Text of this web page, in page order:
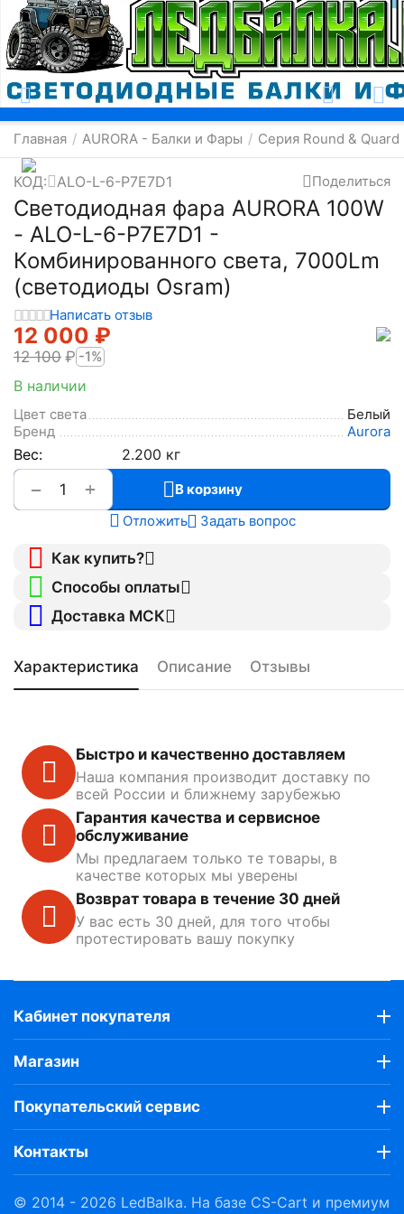
Москва
Главная / AURORA - Балки и Фары / Серия Round & Quard
КОД: ALO-L-6-P7E7D1 Поделиться
Светодиодная фара AURORA 100W
- ALO-L-6-P7E7D1 -
Комбинированного света, 7000Lm
(светодиоды Osram)
Написать отзыв
12 000 ₽
12 100 ₽ -1%
В наличии
Цвет света
Белый
Бренд
Aurora
Вес: 2.200 кг
+
−
В корзину
Отложить
Задать вопрос
Как купить?
Способы оплаты
Доставка МСК
Характеристика Описание Отзывы
Быстро и качественно доставляем
Наша компания производит доставку по
всей России и ближнему зарубежью
Гарантия качества и сервисное
обслуживание
Мы предлагаем только те товары, в
качестве которых мы уверены
Возврат товара в течение 30 дней
У вас есть 30 дней, для того чтобы
протестировать вашу покупку
Кабинет покупателя
Магазин
Покупательский сервис
Контакты
© 2014 - 2026 LedBalka. На базе CS-Cart и премиум